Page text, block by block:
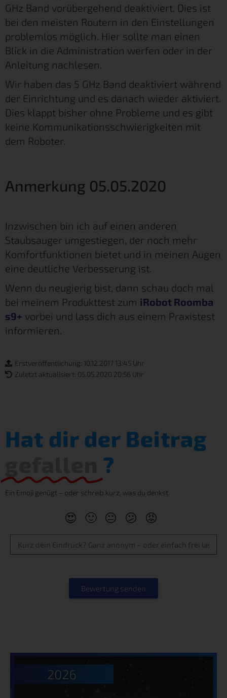
GHz Band vorübergehend deaktiviert. Dies ist
bei den meisten Routern in den Einstellungen
problemlos möglich. Hier sollte man einen
Blick in die Administration werfen oder in der
Anleitung nachlesen.
Wir haben das 5 GHz Band deaktiviert während
der Einrichtung und es danach wieder aktiviert.
Dies klappt bisher ohne Probleme und es gibt
keine Kommunikationsschwierigkeiten mit
dem Roboter.
Anmerkung 05.05.2020
Inzwischen bin ich auf einen anderen
Staubsauger umgestiegen, der noch mehr
Komfortfunktionen bietet und in meinen Augen
eine deutliche Verbesserung ist.
Wenn du neugierig bist, dann schau doch mal
bei meinem Produkttest zum iRobot Roomba
s9+ vorbei und lass dich aus einem Praxistest
informieren.
Erstveröffentlichung: 10.12.2017 13:45 Uhr
Zuletzt aktualisiert: 05.05.2020 20:56 Uhr
Hat dir der Beitrag
?
Ein Emoji genügt – oder schreib kurz, was du denkst.
😍 🙂 😐 😕 😡
Bewertung senden